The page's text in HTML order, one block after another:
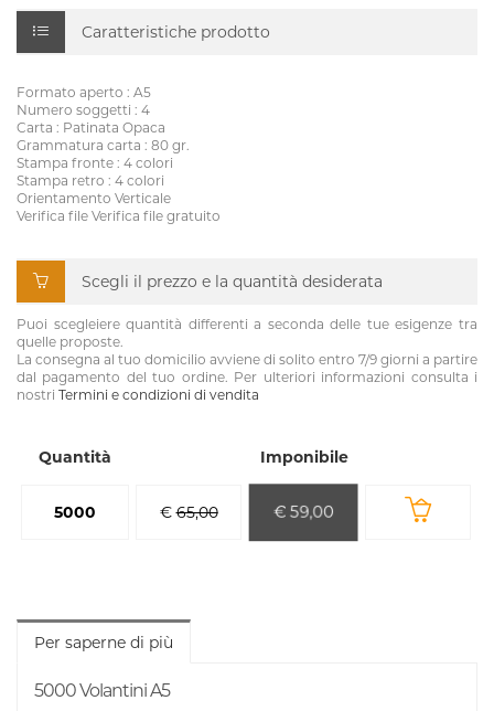
Caratteristiche prodotto
Formato aperto : A5
Numero soggetti : 4
Carta : Patinata Opaca
Grammatura carta : 80 gr.
Stampa fronte : 4 colori
Stampa retro : 4 colori
Orientamento Verticale
Verifica file Verifica file gratuito
Scegli il prezzo e la quantità desiderata
Puoi scegleiere quantità differenti a seconda delle tue esigenze tra
quelle proposte.
La consegna al tuo domicilio avviene di solito entro 7/9 giorni a partire
dal pagamento del tuo ordine. Per ulteriori informazioni consulta i
nostri Termini e condizioni di vendita
Quantità Imponibile
5000 €65,00 € 59,00
Per saperne di più
5000 Volantini A5